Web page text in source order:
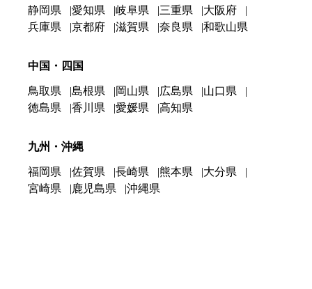
静岡県 愛知県 岐阜県 三重県
大阪府
兵庫県
京都府 滋賀県 奈良県 和歌山県
中国・四国
鳥取県 島根県 岡山県 広島県
山口県
徳島県
香川県 愛媛県 高知県
九州・沖縄
福岡県 佐賀県 長崎県 熊本県
大分県
宮崎県
鹿児島県 沖縄県